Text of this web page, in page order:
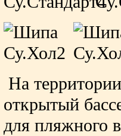
На
открытый
для пляжного